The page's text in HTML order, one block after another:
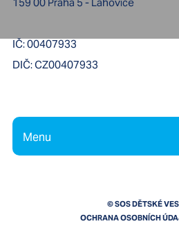
IČ:00407933
DIČ:CZ00407933
Menu
© SOS DĚTSKÉ
OCHRANA OSOBNÍCH